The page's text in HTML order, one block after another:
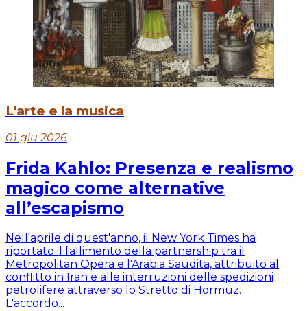
L'arte e la musica
01 giu 2026
Frida Kahlo: Presenza e realismo
magico come alternative
all’escapismo
Nell'aprile di quest'anno, il New York Times ha
riportato il fallimento della partnership tra il
Metropolitan Opera e l'Arabia Saudita, attribuito al
conflitto in Iran e alle interruzioni delle spedizioni
petrolifere attraverso lo Stretto di Hormuz.
L'accordo...